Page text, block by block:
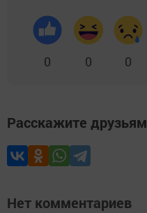
0 0 0
Расскажите друзьям
Нет комментариев